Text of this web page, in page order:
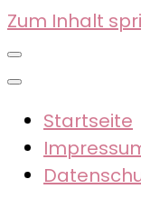
Zum Inhalt
Startseite